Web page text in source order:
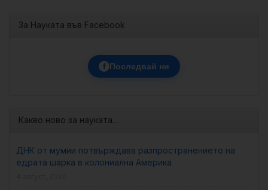
За Науката във Facebook
f Последвай ни
Какво ново за науката…
ДНК от мумии потвърждава разпространението на
едрата шарка в колониална Америка